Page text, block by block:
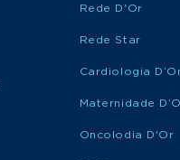
Rede D'Or
Rede Star
Cardiologia
Maternidade
Oncolodia D'Or